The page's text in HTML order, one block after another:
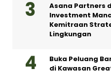
Asana Partners
Investment
Kemitraan
Lingkungan
Buka Peluang
di Kawasan